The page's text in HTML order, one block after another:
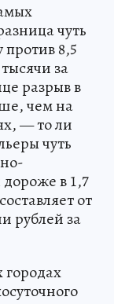
чуть
против 8,5
за
разрыв в
чем на
— то ли
чуть
в 1,7
от
рублей за